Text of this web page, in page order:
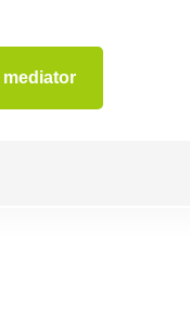
mediator